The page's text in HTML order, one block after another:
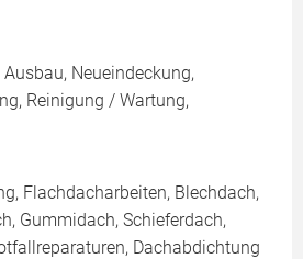
Neueindeckung,
Reinigung / Wartung,
Flachdacharbeiten, Blechdach,
Gummidach, Schieferdach,
Dachabdichtung